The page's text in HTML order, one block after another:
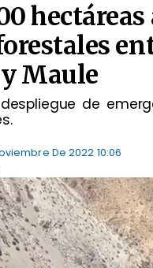
Maule
de
De 2022 10:06